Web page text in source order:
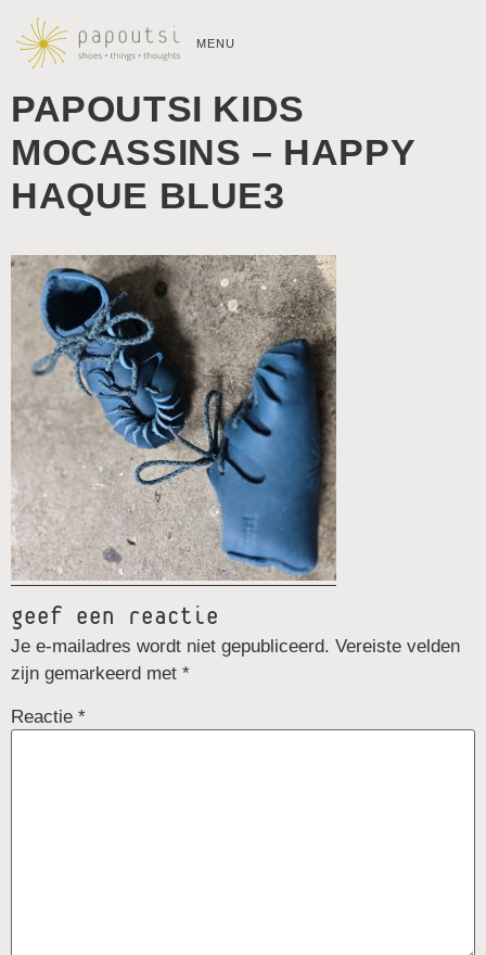
MENU
PAPOUTSI KIDS
MOCASSINS – HAPPY
HAQUE BLUE3
geef een reactie
Je e-mailadres wordt niet gepubliceerd. Vereiste velden
zijn gemarkeerd met *
Reactie *